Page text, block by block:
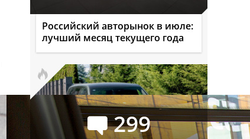
Российский авторынок в июле:
лучший месяц текущего года
299